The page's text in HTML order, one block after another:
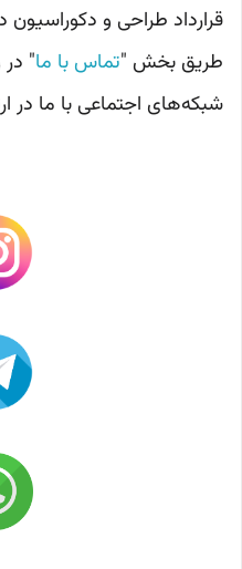
قرارداد طراحی و دکوراسیون
طریق بخش "تماس با ما"
شبکه‌های اجتماعی با ما در